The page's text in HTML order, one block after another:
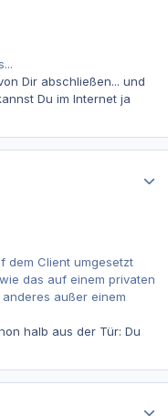
Dir abschließen... und
Du im Internet ja
dem Client umgesetzt
das auf einem privaten
außer einem
halb aus der Tür: Du